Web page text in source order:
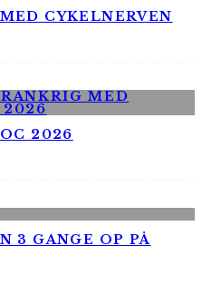
CYKELNERVEN
2026
3 GANGE OP PÅ